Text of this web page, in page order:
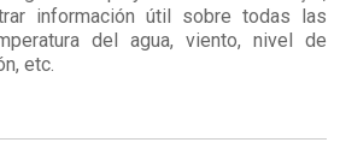
información útil sobre todas las
del agua, viento, nivel de
etc.